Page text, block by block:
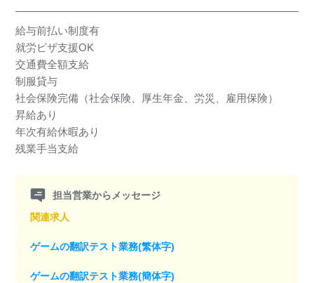
給与前払い制度有
就労ビザ支援OK
交通費全額支給
制服貸与
社会保険完備（社会保険、厚生年金、労災、雇用保険）
昇給あり
年次有給休暇あり
残業手当支給
担当営業からメッセージ
関連求人
ゲームの翻訳テスト業務(繁体字)
ゲームの翻訳テスト業務(簡体字)